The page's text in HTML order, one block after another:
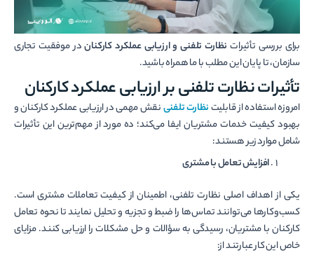
برای بررسی تأثیرات نظارت تلفنی و ارزیابی عملکرد کارکناندر موفقیت تجاری
سازمان، تا پایان این مطلب با ما همراه باشید.
تأثیرات نظارت تلفنی بر ارزیابی عملکرد کارکنان
امروزه استفاده از قابلیتنظارت تلفنینقش مهمی در ارزیابی عملکرد کارکنان و
بهبود کیفیت خدمات مشتریان ایفا می‌کند؛ ده مورد از مهم‌ترین این تأثیرات
شامل موارد زیر هستند:
افزایش تعامل با مشتری
یکی از اهداف اصلی نظارت تلفنی، اطمینان از کیفیت تعاملات مشتری است.
کسب‌وکارها می‌توانند تماس‌ها را ضبط و تجزیه و تحلیل نمایند تا نحوه تعامل
کارکنان با مشتریان، رسیدگی به سؤالات و حل مشکلات را ارزیابی کنند. مزایای
خاص این کار عبارتند از: